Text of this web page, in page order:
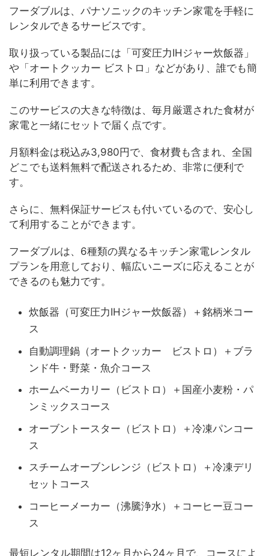
フーダブルは、パナソニックのキッチン家電を手軽に
レンタルできるサービスです。
取り扱っている製品には「可変圧力IHジャー炊飯器」
や「オートクッカー ビストロ」などがあり、誰でも簡
単に利用できます。
このサービスの大きな特徴は、毎月厳選された食材が
家電と一緒にセットで届く点です。
月額料金は税込み3,980円で、食材費も含まれ、全国
どこでも送料無料で配送されるため、非常に便利で
す。
さらに、無料保証サービスも付いているので、安心し
て利用することができます。
フーダブルは、6種類の異なるキッチン家電レンタル
プランを用意しており、幅広いニーズに応えることが
できるのも魅力です。
炊飯器（可変圧力IHジャー炊飯器）＋銘柄米コー
ス
自動調理鍋（オートクッカー ビストロ）＋ブラ
ンド牛・野菜・魚介コース
ホームベーカリー（ビストロ）＋国産小麦粉・パ
ンミックスコース
オーブントースター（ビストロ）＋冷凍パンコー
ス
スチームオーブンレンジ（ビストロ）＋冷凍デリ
セットコース
コーヒーメーカー（沸騰浄水）＋コーヒー豆コー
ス
最短レンタル期間は12ヶ月から24ヶ月で、コースによ